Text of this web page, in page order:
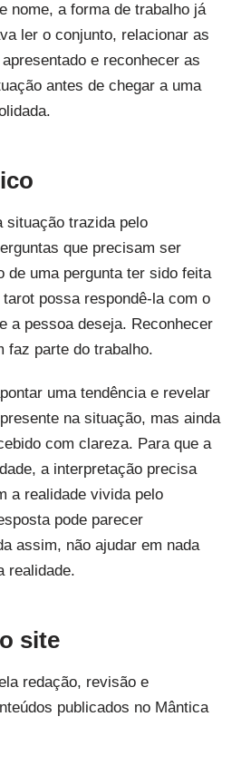
nome, a forma de trabalho já
ler o conjunto, relacionar as
e reconhecer as
antes de chegar a uma
situação trazida pelo
que precisam ser
de uma pergunta ter sido feita
possa respondê-la com o
a pessoa deseja. Reconhecer
faz parte do trabalho.
uma tendência e revelar
na situação, mas ainda
com clareza. Para que a
a interpretação precisa
a realidade vivida pelo
pode parecer
assim, não ajudar em nada
realidade.
site
redação, revisão e
publicados no Mântica